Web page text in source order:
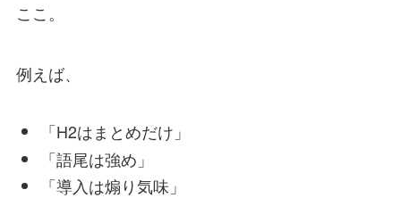
ここ。
例えば、
「H2はまとめだけ」
「語尾は強め」
「導入は煽り気味」